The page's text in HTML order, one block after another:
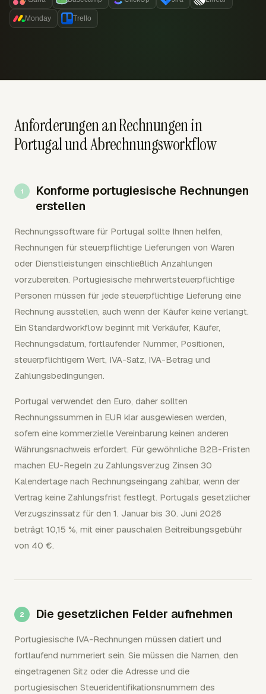
Monday Trello
Anforderungen an Rechnungen in
Portugal und Abrechnungsworkflow
Konforme portugiesische Rechnungen
erstellen
Rechnungssoftware für Portugal sollte Ihnen helfen,
Rechnungen für steuerpflichtige Lieferungen von Waren
oder Dienstleistungen einschließlich Anzahlungen
vorzubereiten. Portugiesische mehrwertsteuerpflichtige
Personen müssen für jede steuerpflichtige Lieferung eine
Rechnung ausstellen, auch wenn der Käufer keine verlangt.
Ein Standardworkflow beginnt mit Verkäufer, Käufer,
Rechnungsdatum, fortlaufender Nummer, Positionen,
steuerpflichtigem Wert, IVA-Satz, IVA-Betrag und
Zahlungsbedingungen.
Portugal verwendet den Euro, daher sollten
Rechnungssummen in EUR klar ausgewiesen werden,
sofern eine kommerzielle Vereinbarung keinen anderen
Währungsnachweis erfordert. Für gewöhnliche B2B-Fristen
machen EU-Regeln zu Zahlungsverzug Zinsen 30
Kalendertage nach Rechnungseingang zahlbar, wenn der
Vertrag keine Zahlungsfrist festlegt. Portugals gesetzlicher
Verzugszinssatz für den 1. Januar bis 30. Juni 2026
beträgt 10,15 %, mit einer pauschalen Beitreibungsgebühr
von 40 €.
Die gesetzlichen Felder aufnehmen
Portugiesische IVA-Rechnungen müssen datiert und
fortlaufend nummeriert sein. Sie müssen die Namen, den
eingetragenen Sitz oder die Adresse und die
portugiesischen Steueridentifikationsnummern des